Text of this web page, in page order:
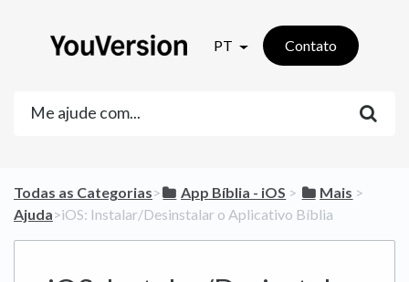
PT Contato
Todas as Categorias​>​ ​App Bíblia - iOS ​ > ​ ​Mais ​ > ​
Ajuda​>​ iOS: Instalar/Desinstalar o Aplicativo Bíblia